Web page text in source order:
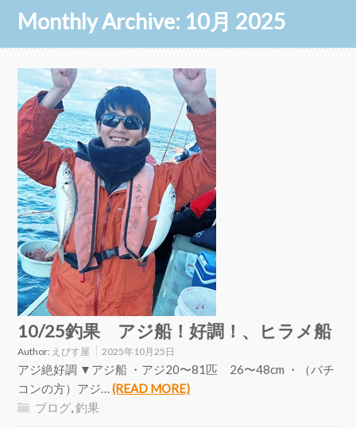
Monthly Archive: 10月 2025
10/25釣果 アジ船！好調！、ヒラメ船
Author: えびす屋 2025年10月25日
アジ絶好調 ▼アジ船 ・アジ20〜81匹 26〜48cm ・（バチ
コンの方）アジ…(READ MORE)
ブログ,釣果